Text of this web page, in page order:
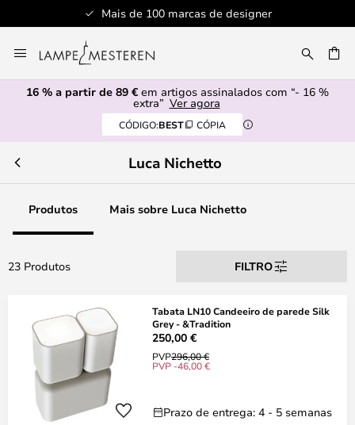
Mais de 100 marcas de designer
para
o
Conteúdo
16 % a partir de 89 € em artigos assinalados com “- 16 %
extra” Ver agora
CÓDIGO:BEST CÓPIA
Luca Nichetto
Produtos Mais sobre Luca Nichetto
23 Produtos FILTRO
Tabata LN10 Candeeiro de parede Silk
Grey - &Tradition
250,00 €
PVP296,00 €
PVP -46,00 €
Prazo de entrega: 4 - 5 semanas